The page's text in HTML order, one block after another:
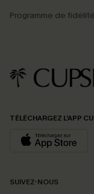
Programme de fidélité
TÉLÉCHARGEZ L’APP
SUIVEZ-NOUS
-15%